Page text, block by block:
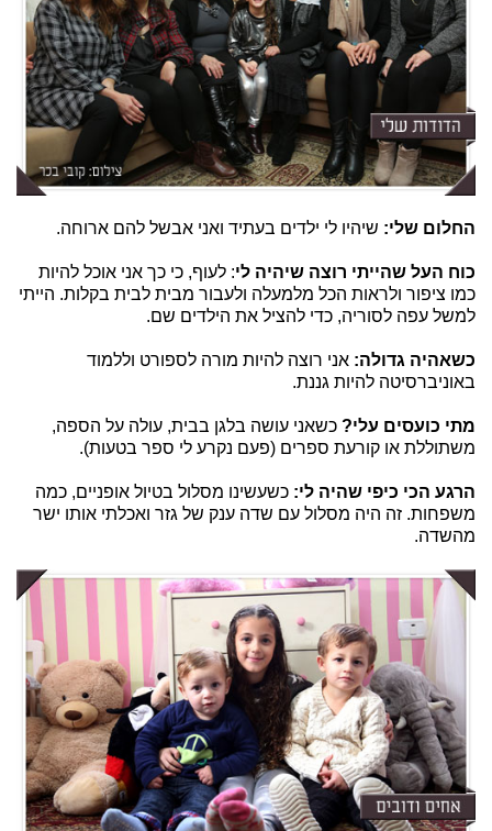
החלום שלי: שיהיו לי ילדים בעתיד ואני אבשל להם ארוחה.
כוח העל שהייתי רוצה שיהיה לי: לעוף, כי כך אני אוכל להיות
כמו ציפור ולראות הכל מלמעלה ולעבור מבית לבית בקלות. הייתי
למשל עפה לסוריה, כדי להציל את הילדים שם.
כשאהיה גדולה: אני רוצה להיות מורה לספורט וללמוד
באוניברסיטה להיות גננת.
מתי כועסים עלי?כשאני עושה בלגן בבית, עולה על הספה,
משתוללת או קורעת ספרים (פעם נקרע לי ספר בטעות).
הרגע הכי כיפי שהיה לי: כשעשינו מסלול בטיול אופניים, כמה
משפחות. זה היה מסלול עם שדה ענק של גזר ואכלתי אותו ישר
מהשדה.